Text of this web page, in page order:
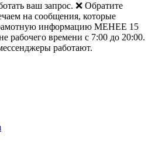
ваш запрос. ❌ Обратите
на сообщения, которые
информацию МЕНЕЕ 15
рабочего времени с 7:00 до 20:00.
работают.